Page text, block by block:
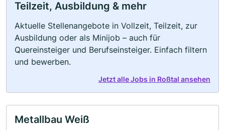
Teilzeit, Ausbildung & mehr
Aktuelle Stellenangebote in Vollzeit, Teilzeit, zur
Ausbildung oder als Minijob – auch für
Quereinsteiger und Berufseinsteiger. Einfach filtern
und bewerben.
Jetzt alle Jobs in Roßtal ansehen
Metallbau Weiß